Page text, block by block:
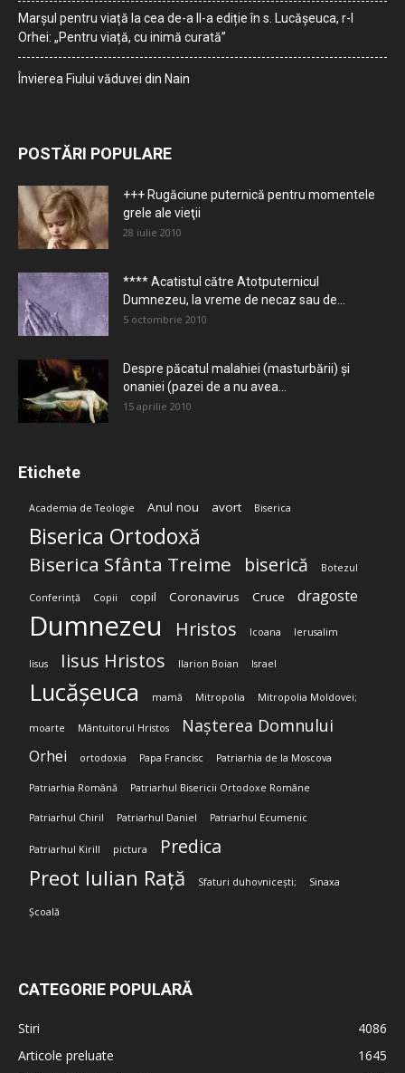
Marșul pentru viață la cea de-a II-a ediție în s. Lucășeuca, r-l
Orhei: „Pentru viață, cu inimă curată”
Învierea Fiului văduvei din Nain
POSTĂRI POPULARE
+++ Rugăciune puternică pentru momentele
grele ale vieţii
28 iulie 2010
**** Acatistul către Atotputernicul
Dumnezeu, la vreme de necaz sau de...
5 octombrie 2010
Despre păcatul malahiei (masturbării) şi
onaniei (pazei de a nu avea...
15 aprilie 2010
Etichete
Academia de Teologie Anul nou avort Biserica
Biserica Ortodoxă
Biserica Sfânta Treime biserică Botezul
Conferință Copii copil Coronavirus Cruce dragoste
Dumnezeu Hristos Icoana Ierusalim
Iisus Iisus Hristos Ilarion Boian Israel
Lucășeuca mamă Mitropolia Mitropolia Moldovei;
moarte Mântuitorul Hristos Nașterea Domnului
Orhei ortodoxia Papa Francisc Patriarhia de la Moscova
Patriarhia Română Patriarhul Bisericii Ortodoxe Române
Patriarhul Chiril Patriarhul Daniel Patriarhul Ecumenic
Patriarhul Kirill pictura Predica
Preot Iulian Rață Sfaturi duhovnicești; Sinaxa
Școală
CATEGORIE POPULARĂ
Stiri
4086
Articole preluate
1645